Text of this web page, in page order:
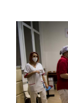
Image